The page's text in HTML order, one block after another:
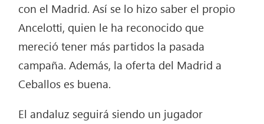
con el Madrid. Así se lo hizo saber el propio
Ancelotti, quien le ha reconocido que
mereció tener más partidos la pasada
campaña. Además, la oferta del Madrid a
Ceballos es buena.
El andaluz seguirá siendo un jugador